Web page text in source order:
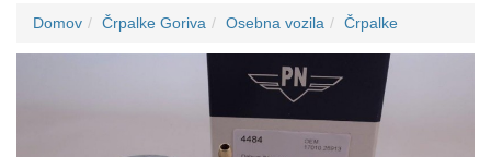
Domov Črpalke Goriva Osebna vozila Črpalke